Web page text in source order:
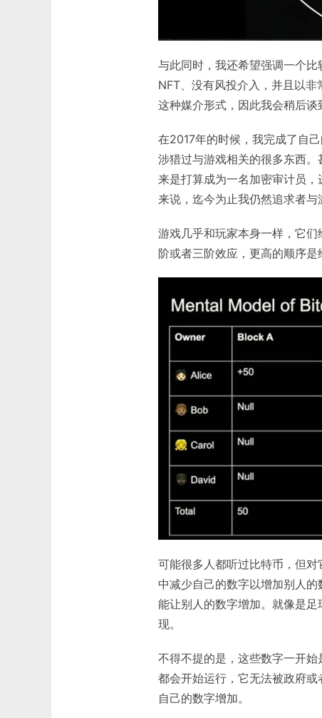
与此同时，我还希望强调一个
NFT、没有风投介入，并且以
这种媒介形式，因此我会稍后谈
在2017年的时候，我完成了自
涉猎过与游戏相关的很多东西
来是打算成为一名加密审计员
来说，迄今为止我仍然追求者与
游戏几乎和玩家本身一样，它
阶或者三阶效应，更高的顺序是
可能很多人都听过比特币，但
中减少自己的数字以增加别人
能让别人的数字增加。就像是
现。
不得不提的是，这些数字一开
都会开始运行，它无法被政府
自己的数字增加。